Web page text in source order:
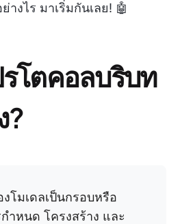
างไร มาเริ่มกันเลย! 🤖
โตคอลบริบท
?
โมเดลเป็นกรอบหรือ
ำหนด โครงสร้าง และ